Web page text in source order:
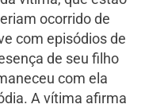
ocorrido de
com episódios de
de seu filho
com ela
A vítima afirma